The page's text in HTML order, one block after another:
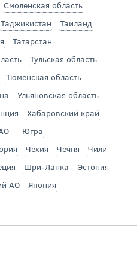
Смоленская область
Таджикистан
Таиланд
Татарстан
Тульская область
Тюменская область
Ульяновская область
Хабаровский край
— Югра
Чехия Чечня
Чили
Шри-Ланка
Эстония
АО
Япония